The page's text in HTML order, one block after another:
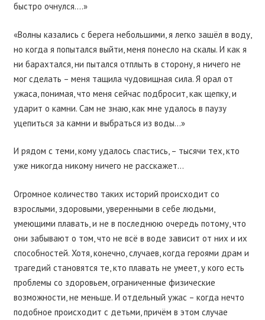
быстро очнулся….»
«Волны казались с берега небольшими, я легко зашёл в воду,
но когда я попытался выйти, меня понесло на скалы. И как я
ни барахтался, ни пытался отплыть в сторону, я ничего не
мог сделать – меня тащила чудовищная сила. Я орал от
ужаса, понимая, что меня сейчас подбросит, как щепку, и
ударит о камни. Сам не знаю, как мне удалось в паузу
уцепиться за камни и выбраться из воды…»
И рядом с теми, кому удалось спастись, – тысячи тех, кто
уже никогда никому ничего не расскажет…
Огромное количество таких историй происходит со
взрослыми, здоровыми, уверенными в себе людьми,
умеющими плавать, и не в последнюю очередь потому, что
они забывают о том, что не всё в воде зависит от них и их
способностей. Хотя, конечно, случаев, когда героями драм и
трагедий становятся те, кто плавать не умеет, у кого есть
проблемы со здоровьем, ограниченные физические
возможности, не меньше. И отдельный ужас – когда нечто
подобное происходит с детьми, причём в этом случае